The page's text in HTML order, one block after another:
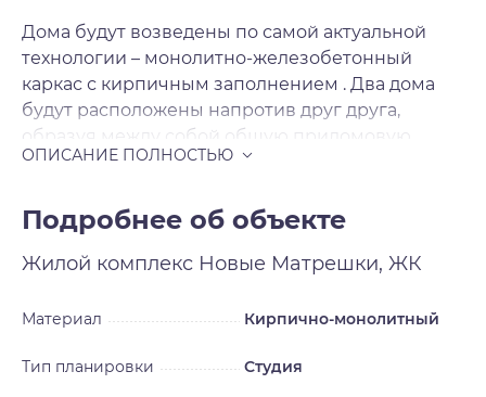
Дома будут возведены по самой актуальной
технологии – монолитно-железобетонный
каркас с кирпичным заполнением . Два дома
будут расположены напротив друг друга,
образуя между собой общую придомовую
территорию со своей атмосферой. На первых
коммерческой инфраструктуры. Вокруг домов
предусмотрены парковочные места на 983
автомобиля, за безопасность которых можно не
огорожена по периметру. Готовые квартиры с
застройщика. После получения ключей вы
Подробнее об объекте
Жилой комплекс Новые Матрешки, ЖК
Материал Кирпично-монолитный
Тип планировки Студия